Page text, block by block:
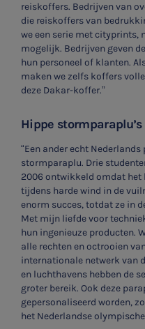
Meest gezochte
Vacatures
Belastingadvies
Accountancy
HR & Salaris
Contact
Locaties
Audit
reiskoffers. Bedrijven van
die reiskoffers van
we een serie met
mogelijk. Bedrijven geven
hun personeel of klanten.
maken we zelfs koffers
deze Dakar-koffer.”
Hippe stormparaplu’s
“Een ander echt
stormparaplu. Drie
2006 ontwikkeld omdat het
tijdens harde wind in de
enorm succes, totdat ze in
Met mijn liefde voor
hun ingenieuze producten.
alle rechten en octrooien
internationale netwerk van
en luchthavens hebben de
groter bereik. Ook deze
gepersonaliseerd worden,
het Nederlandse